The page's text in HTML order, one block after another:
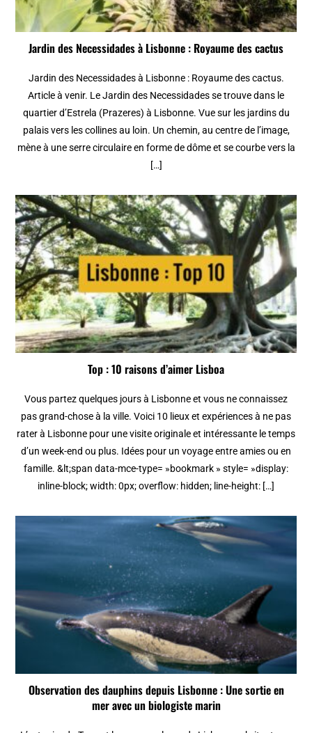
Jardin des Necessidades à Lisbonne : Royaume des cactus
Jardin des Necessidades à Lisbonne : Royaume des cactus.
Article à venir. Le Jardin des Necessidades se trouve dans le
quartier d’Estrela (Prazeres) à Lisbonne. Vue sur les jardins du
palais vers les collines au loin. Un chemin, au centre de l’image,
mène à une serre circulaire en forme de dôme et se courbe vers la
[…]
Top : 10 raisons d’aimer Lisboa
Vous partez quelques jours à Lisbonne et vous ne connaissez
pas grand-chose à la ville. Voici 10 lieux et expériences à ne pas
rater à Lisbonne pour une visite originale et intéressante le temps
d’un week-end ou plus. Idées pour un voyage entre amies ou en
famille. &lt;span data-mce-type= »bookmark » style= »display:
inline-block; width: 0px; overflow: hidden; line-height: […]
Observation des dauphins depuis Lisbonne : Une sortie en
mer avec un biologiste marin